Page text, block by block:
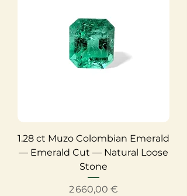
1.28 ct Muzo Colombian Emerald
— Emerald Cut — Natural Loose
Stone
Prix
2 660,00 €